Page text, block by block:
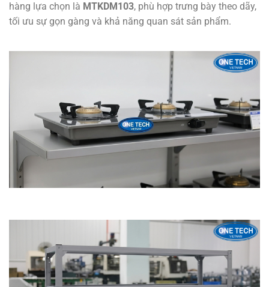
hàng lựa chọn là MTKDM103, phù hợp trưng bày theo dãy,
tối ưu sự gọn gàng và khả năng quan sát sản phẩm.